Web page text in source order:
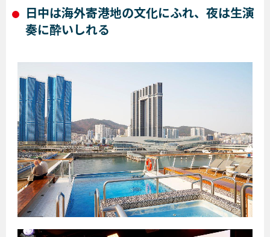
日中は海外寄港地の文化にふれ、夜は生演
奏に酔いしれる